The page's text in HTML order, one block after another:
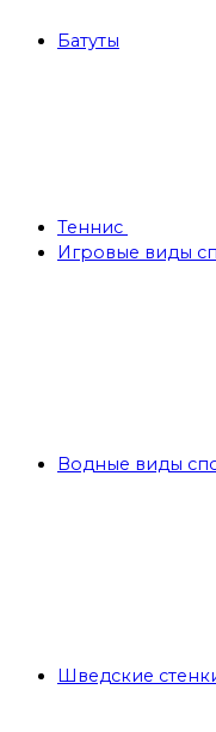
Батуты
Теннис
Игровые виды
Водные виды
Шведские